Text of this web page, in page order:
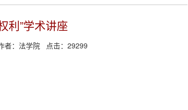
利”学术讲座
者： 法学院点击： 29299